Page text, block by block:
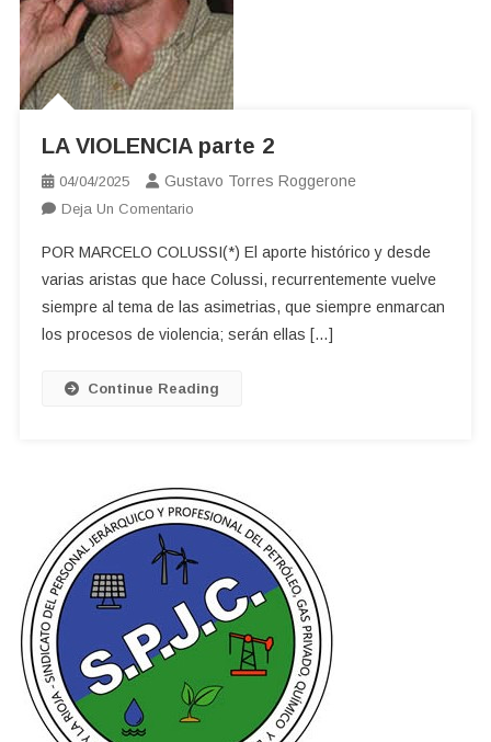
LA VIOLENCIA parte 2
04/04/2025 Gustavo Torres Roggerone
Deja Un ComentarioEn
VIOLENCIA
Parte
2
POR MARCELO COLUSSI(*) El aporte histórico y desde
varias aristas que hace Colussi, recurrentemente vuelve
siempre al tema de las asimetrias, que siempre enmarcan
los procesos de violencia; serán ellas […]
Continue Reading